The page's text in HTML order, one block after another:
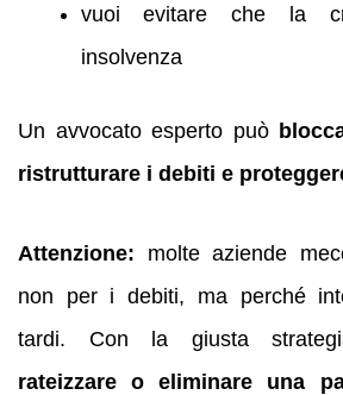
vuoi evitare che la
insolvenza
Un avvocato esperto può
ristrutturare i debiti e
Attenzione: molte aziende
non per i debiti, ma perché
tardi. Con la giusta
rateizzare o eliminare una